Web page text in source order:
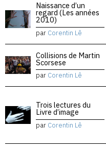
Naissance d’un
regard (Les années
2010)
par Corentin Lê
Collisions de Martin
Scorsese
par Corentin Lê
Trois lectures du
Livre d’image
par Corentin Lê